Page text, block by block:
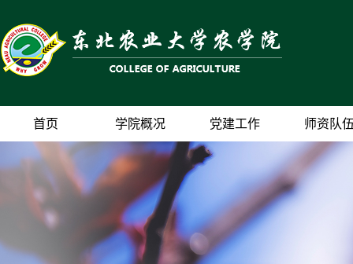
首页 学院概况 党建工作 师资队